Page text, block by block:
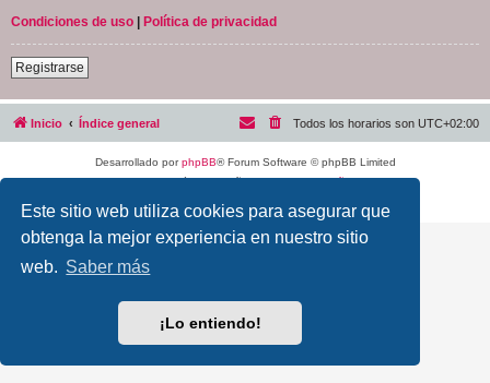
Este sitio web utiliza cookies para asegurar que
obtenga la mejor experiencia en nuestro sitio
web. Saber más
¡Lo entiendo!
Condiciones de uso | Política de privacidad
Registrarse
Inicio Índice general Todos los horarios son UTC+02:00
Desarrollado porphpBB® Forum Software © phpBB Limited
Traducción al español porphpBB España